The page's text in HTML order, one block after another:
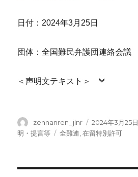
日付：2024年3月25日
団体：全国難民弁護団連絡会議
＜声明文テキスト＞
投
稿
zennanren_jlnr
投
稿
2024年3月25日
明・提言等
タ
全難連 ,在留特別許可